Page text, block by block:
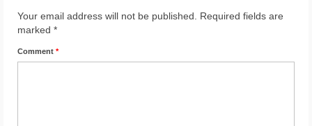
Your email address will not be published. Required fields are
marked *
Comment *